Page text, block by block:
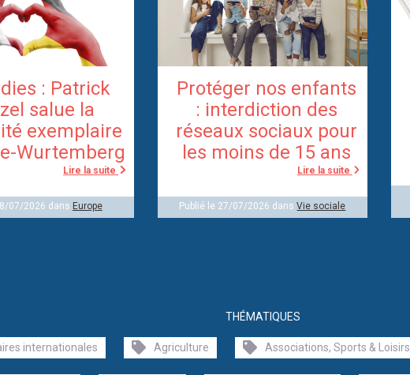
: Patrick
salue la
exemplaire
Wurtemberg
Lire la suite
07/2026 dans Europe
Protéger nos enfants
: interdiction des
réseaux sociaux pour
les moins de 15 ans
Lire la suite
Publié le 27/07/2026 dansVie sociale
THÉMATIQUES
internationales Agriculture Associations, Sports & Loisirs